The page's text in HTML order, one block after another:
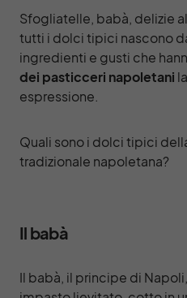
Sfogliatelle, babà, delizie
tutti i dolcitipici nascono
ingredienti e gusti che
dei pasticceri napoletani
espressione.
Quali sono i dolci tipici
tradizionale napoletana?
Il babà
Il babà, il principe di